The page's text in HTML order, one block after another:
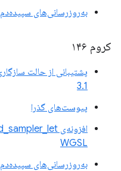
به‌روزرسانی‌های سپیده‌دم
کروم ۱۴۶
3.1
پیوست‌های گذرا
WGSL
به‌روزرسانی‌های سپیده‌دم